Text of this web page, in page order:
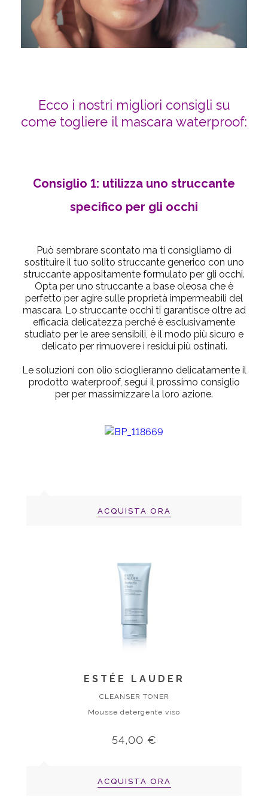
Ecco i nostri migliori consigli su
come togliere il mascara waterproof:
Consiglio 1: utilizza uno struccante
specifico per gli occhi
Può sembrare scontato ma ti consigliamo di
sostituire il tuo solito struccante generico con uno
struccante appositamente formulato per gli occhi.
Opta per uno struccante a base oleosa che è
perfetto per agire sulle proprietà impermeabili del
mascara. Lo struccante occhi ti garantisce oltre ad
efficacia delicatezza perché è esclusivamente
studiato per le aree sensibili, è il modo più sicuro e
delicato per rimuovere i residui più ostinati.
Le soluzioni con olio scioglieranno delicatamente il
prodotto waterproof, segui il prossimo consiglio
per per massimizzare la loro azione.
ACQUISTA ORA
ESTÉE LAUDER
CLEANSER TONER
Mousse detergente viso
54,00 €
ACQUISTA ORA